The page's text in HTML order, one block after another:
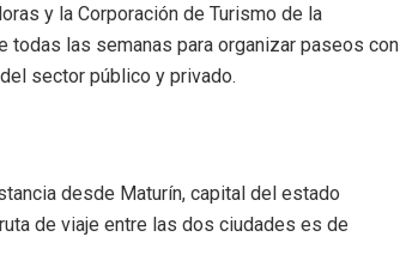
y la Corporación de Turismo de la
todas las semanas para organizar paseos con
sector público y privado.
desde Maturín, capital del estado
de viaje entre las dos ciudades es de